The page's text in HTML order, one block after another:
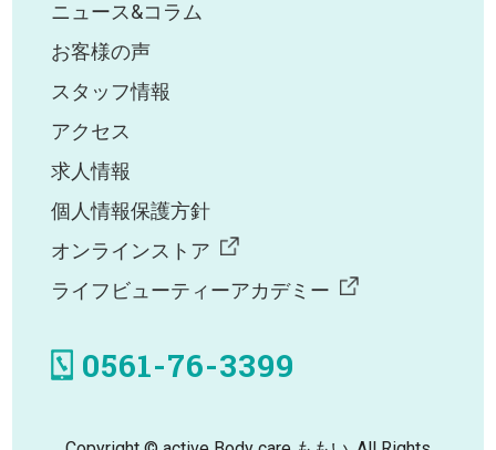
ニュース&コラム
お客様の声
スタッフ情報
アクセス
求人情報
個人情報保護方針
オンラインストア
ライフビューティーアカデミー
0561-76-3399